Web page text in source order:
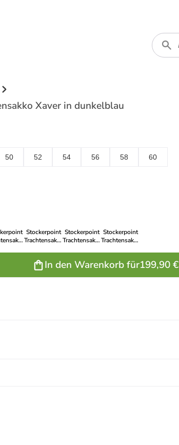
Xaver in dunkelblau
50 52 54 56 58 60
Stockerpoint
Trachtensakko
Stockerpoint
Trachtensakko
Stockerpoint
Trachtensakko
In den Warenkorb für199,90 €